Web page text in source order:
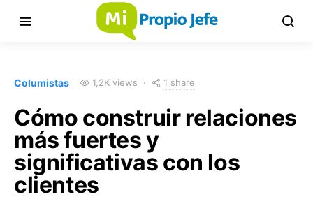
Columistas 1,2K views 1 share
Cómo construir relaciones
más fuertes y
significativas con los
clientes